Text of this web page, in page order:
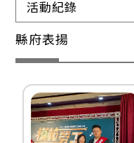
活動紀錄
縣府表揚